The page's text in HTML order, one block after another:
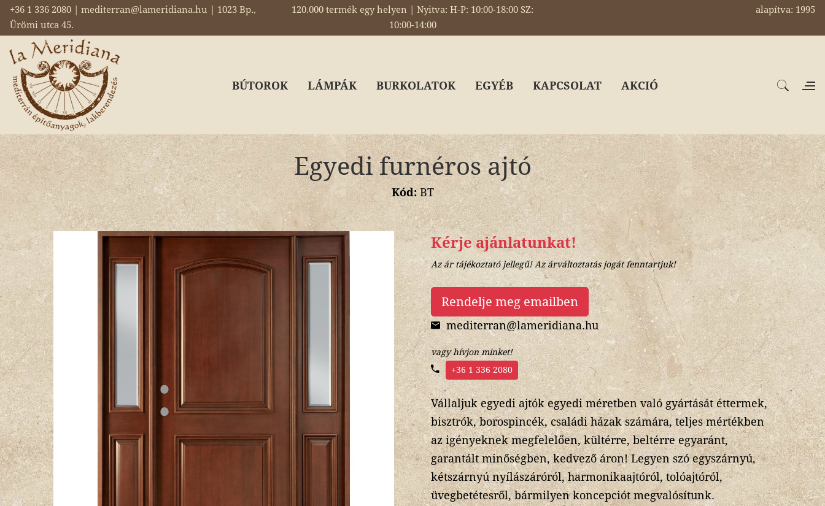
+36 1 336 2080 | mediterran@lameridiana.hu | 1023 Bp.,
Ürömi utca 45.
120.000 termék egy helyen | Nyitva: H-P: 10:00-18:00 SZ:
10:00-14:00
alapítva: 1995
BÚTOROK LÁMPÁK BURKOLATOK EGYÉB KAPCSOLAT AKCIÓ
Egyedi furnéros ajtó
Kód:BT
Kérje ajánlatunkat!
Az ár tájékoztató jellegű! Az árváltoztatás jogát fenntartjuk!
Rendelje meg emailben
mediterran@lameridiana.hu
vagy hívjon minket!
+36 1 336 2080
Vállaljuk egyedi ajtók egyedi méretben való gyártását éttermek,
bisztrók, borospincék, családi házak számára, teljes mértékben
az igényeknek megfelelően, kültérre, beltérre egyaránt,
garantált minőségben, kedvező áron! Legyen szó egyszárnyú,
kétszárnyú nyílászáróról, harmonikaajtóról, tolóajtóról,
üvegbetétesről, bármilyen koncepciót megvalósítunk.